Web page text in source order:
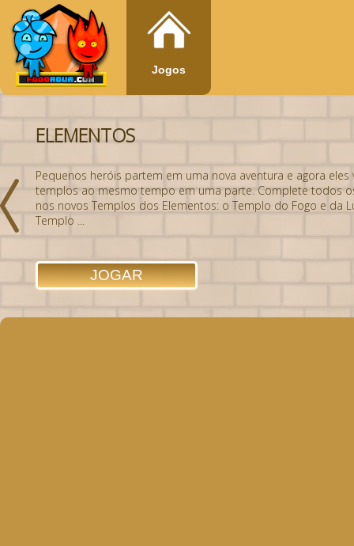
Jogos
ELEMENTOS
Pequenos heróis partem em uma nova aventura e agora eles
templos ao mesmo tempo em uma parte. Complete todos
nos novos Templos dos Elementos: o Templo do Fogo e da
Templo ...
JOGAR